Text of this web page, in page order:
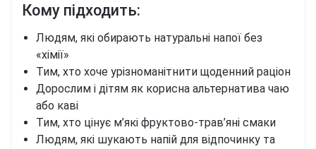
Кому підходить:
Людям, які обирають натуральні напої без
«хімії»
Тим, хто хоче урізноманітнити щоденний раціон
Дорослим і дітям як корисна альтернатива чаю
або каві
Тим, хто цінує м’які фруктово-трав’яні смаки
Людям, які шукають напій для відпочинку та